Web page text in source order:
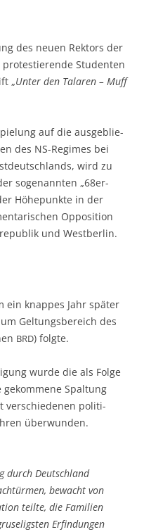
des neu­en Rek­tors der
Stu­den­ten
„Unter den Tala­ren – Muff
auf die aus­ge­blie­
des NS-Regimes bei
wird zu
soge­nann­ten „68er-
Höhe­punk­te in der
Oppo­si­ti­on
und Westberlin.
ein knap­pes Jahr spä­ter
Gel­tungs­be­reich des
BRD) folgte.
wur­de die als Fol­ge
Spal­tung
ver­schie­de­nen poli­ti­
überwunden.
durch Deutsch­land
bewacht von
teil­te, die Fami­li­en
Erfin­dun­gen